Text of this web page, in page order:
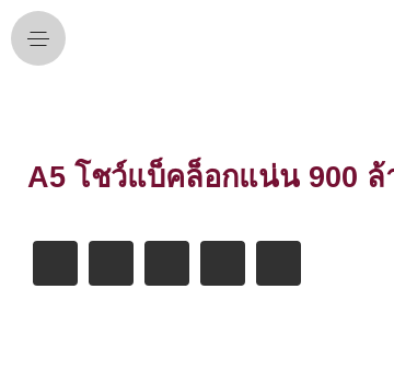
A5 โชว์แบ็คล็อกแน่น 900